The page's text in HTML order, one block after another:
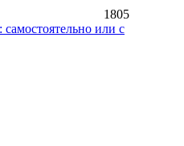
1805
или с